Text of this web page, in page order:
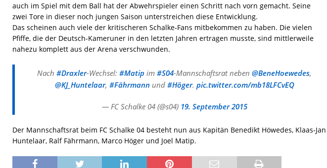
auch im Spiel mit dem Ball hat der Abwehrspieler einen Schritt nach vorn gemacht. Seine
zwei Tore in dieser noch jungen Saison unterstreichen diese Entwicklung.
Das scheinen auch viele der kritischeren Schalke-Fans mitbekommen zu haben. Die vielen
Pfiffe, die der Deutsch-Kameruner in den letzten Jahren ertragen musste, sind mittlerweile
nahezu komplett aus der Arena verschwunden.
Nach#Draxler-Wechsel:#Matip im#S04-Mannschaftsrat neben@BeneHoewedes,
@KJ_Huntelaar, #Fährmann und #Höger. pic.twitter.com/mb18LFCvEQ
— FC Schalke 04 (@s04) 19. September 2015
Der Mannschaftsrat beim FC Schalke 04 besteht nun aus Kapitän Benedikt Höwedes, Klaas-Jan
Huntelaar, Ralf Fährmann, Marco Höger und Joel Matip.